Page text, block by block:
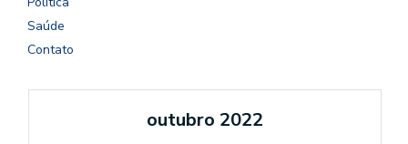
Saúde
Contato
outubro 2022